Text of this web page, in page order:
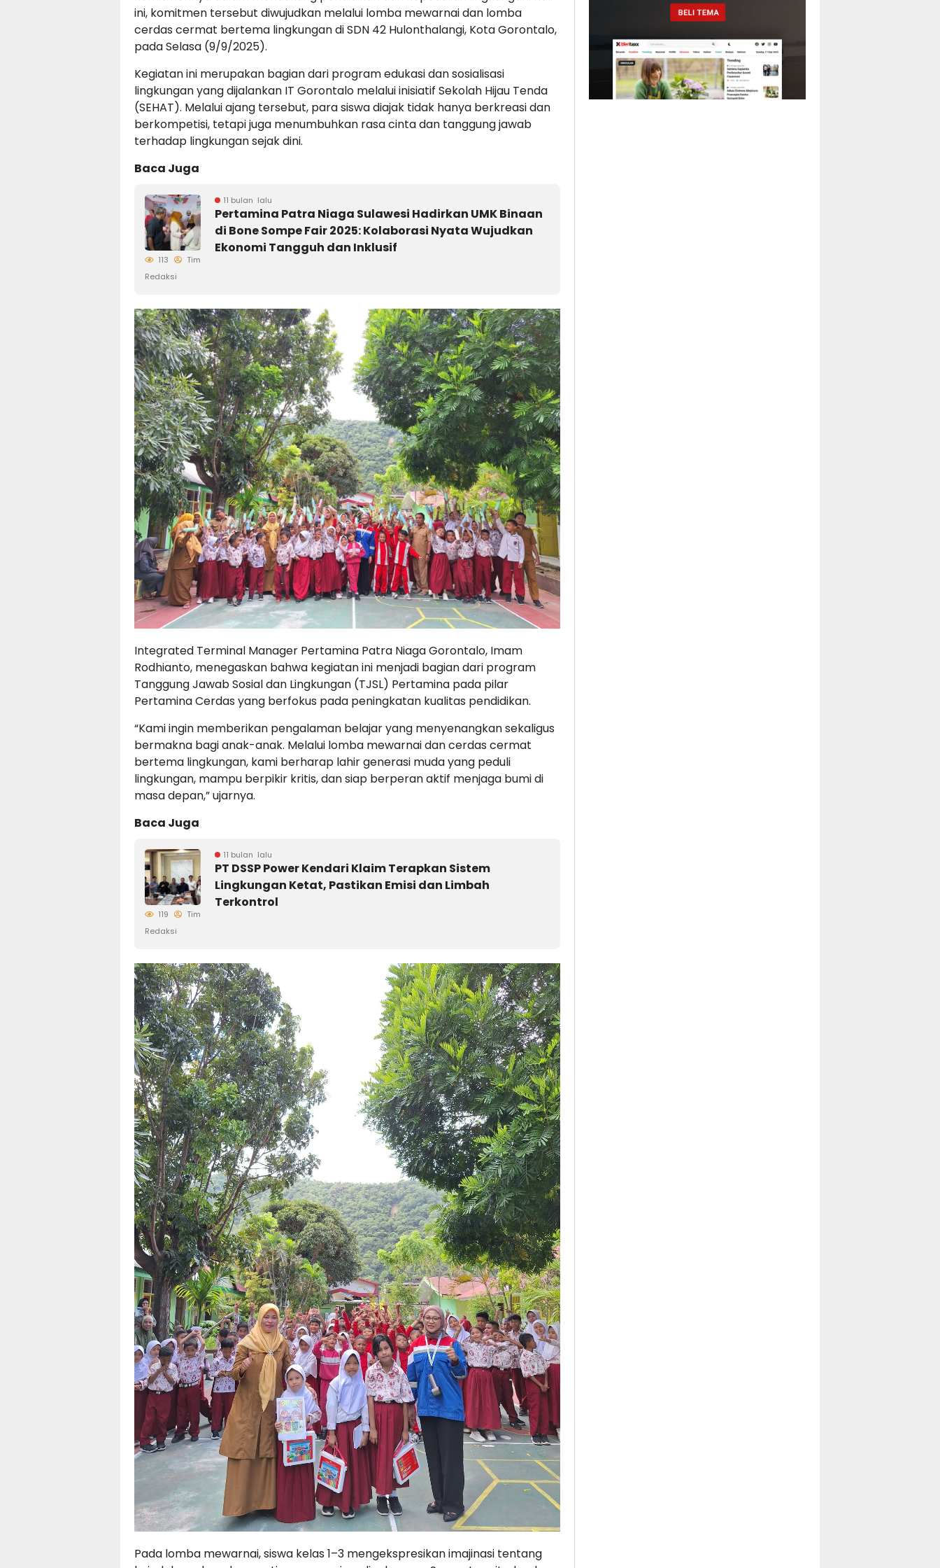
ini, komitmen tersebut diwujudkan melalui lomba mewarnai dan lomba
cerdas cermat bertema lingkungan di SDN 42 Hulonthalangi, Kota Gorontalo,
pada Selasa (9/9/2025).
Kegiatan ini merupakan bagian dari program edukasi dan sosialisasi
lingkungan yang dijalankan IT Gorontalo melalui inisiatif Sekolah Hijau Tenda
(SEHAT). Melalui ajang tersebut, para siswa diajak tidak hanya berkreasi dan
berkompetisi, tetapi juga menumbuhkan rasa cinta dan tanggung jawab
terhadap lingkungan sejak dini.
Baca Juga
11 bulan lalu
Pertamina Patra Niaga Sulawesi Hadirkan UMK Binaan
di Bone Sompe Fair 2025: Kolaborasi Nyata Wujudkan
Ekonomi Tangguh dan Inklusif
113
Tim
Redaksi
Integrated Terminal Manager Pertamina Patra Niaga Gorontalo, Imam
Rodhianto, menegaskan bahwa kegiatan ini menjadi bagian dari program
Tanggung Jawab Sosial dan Lingkungan (TJSL) Pertamina pada pilar
Pertamina Cerdas yang berfokus pada peningkatan kualitas pendidikan.
“Kami ingin memberikan pengalaman belajar yang menyenangkan sekaligus
bermakna bagi anak-anak. Melalui lomba mewarnai dan cerdas cermat
bertema lingkungan, kami berharap lahir generasi muda yang peduli
lingkungan, mampu berpikir kritis, dan siap berperan aktif menjaga bumi di
masa depan,” ujarnya.
Baca Juga
11 bulan lalu
PT DSSP Power Kendari Klaim Terapkan Sistem
Lingkungan Ketat, Pastikan Emisi dan Limbah
Terkontrol
119
Tim
Redaksi
Pada lomba mewarnai, siswa kelas 1–3 mengekspresikan imajinasi tentang